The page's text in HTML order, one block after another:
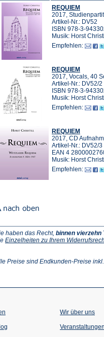
REQUIEM
2017,
Artikel-Nr.: DV52
ISBN 978-3-
Musik: Horst Christill
Empfehlen:
REQUIEM
2017, Vocals, 40
Artikel-Nr.: DV52/2
ISBN 978-3-
Musik: Horst Christill
Empfehlen:
REQUIEM
2017, CD
Artikel-Nr.: DV52/3
EAN 4
Musik: Horst Christill
Empfehlen:
haben das Recht, binnen vierzehn
Einzelheiten zu Ihrem
Preise sind Endkunden-Preise
Wir über uns
Veranstaltungen